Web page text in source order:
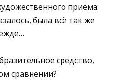
приёма:
была всё так же
средство,
сравнении?